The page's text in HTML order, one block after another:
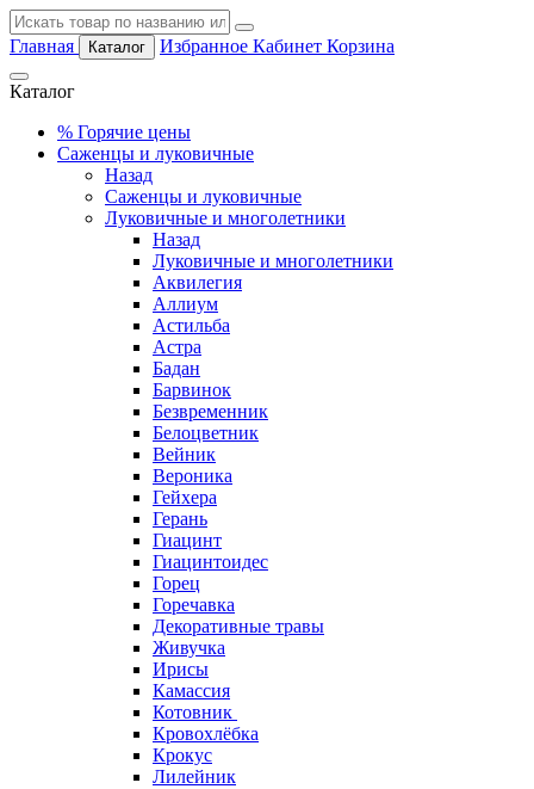
Главная Каталог Избранное Кабинет Корзина
Каталог
% Горячие цены
Саженцы и луковичные
Назад
Саженцы и луковичные
Луковичные и многолетники
Назад
Луковичные и многолетники
Аквилегия
Аллиум
Астильба
Астра
Бадан
Барвинок
Безвременник
Белоцветник
Вейник
Вероника
Гейхера
Герань
Гиацинт
Гиацинтоидес
Горец
Горечавка
Декоративные травы
Живучка
Ирисы
Камассия
Котовник
Кровохлёбка
Крокус
Лилейник